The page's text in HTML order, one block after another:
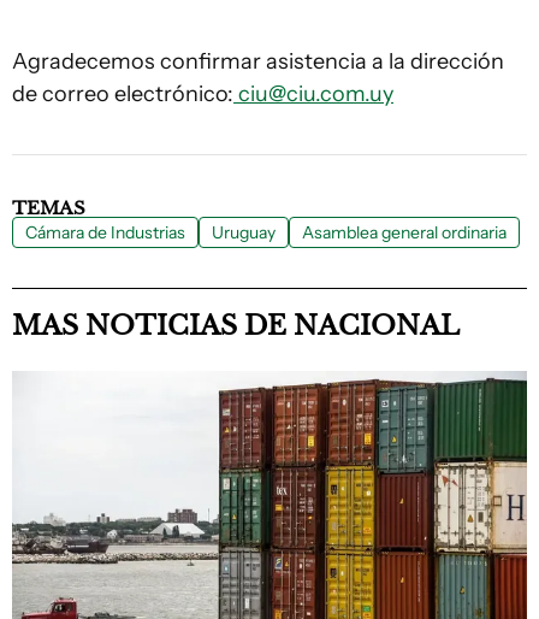
Agradecemos confirmar asistencia a la dirección
de correo electrónico: ciu@ciu.com.uy
TEMAS
Cámara de Industrias Uruguay Asamblea general ordinaria
MAS NOTICIAS DE NACIONAL